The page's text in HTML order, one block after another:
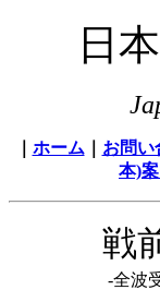
日
ホーム お問い
本)
戦
-全波